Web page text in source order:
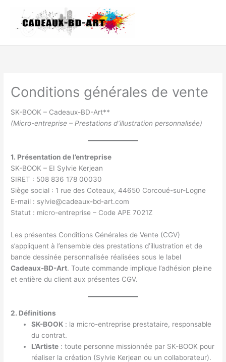
contenu
Conditions générales de vente
SK-BOOK – Cadeaux-BD-Art**
(Micro-entreprise – Prestations d’illustration personnalisée)
1. Présentation de l’entreprise
SK-BOOK – EI Sylvie Kerjean
SIRET : 508 836 178 00030
Siège social : 1 rue des Coteaux, 44650 Corcoué-sur-Logne
E-mail : sylvie@cadeaux-bd-art.com
Statut : micro-entreprise – Code APE 7021Z
Les présentes Conditions Générales de Vente (CGV)
s’appliquent à l’ensemble des prestations d’illustration et de
bande dessinée personnalisée réalisées sous le label
Cadeaux-BD-Art. Toute commande implique l’adhésion pleine
et entière du client aux présentes CGV.
2. Définitions
SK-BOOK : la micro-entreprise prestataire, responsable
du contrat.
L’Artiste : toute personne missionnée par SK-BOOK pour
réaliser la création (Sylvie Kerjean ou un collaborateur).